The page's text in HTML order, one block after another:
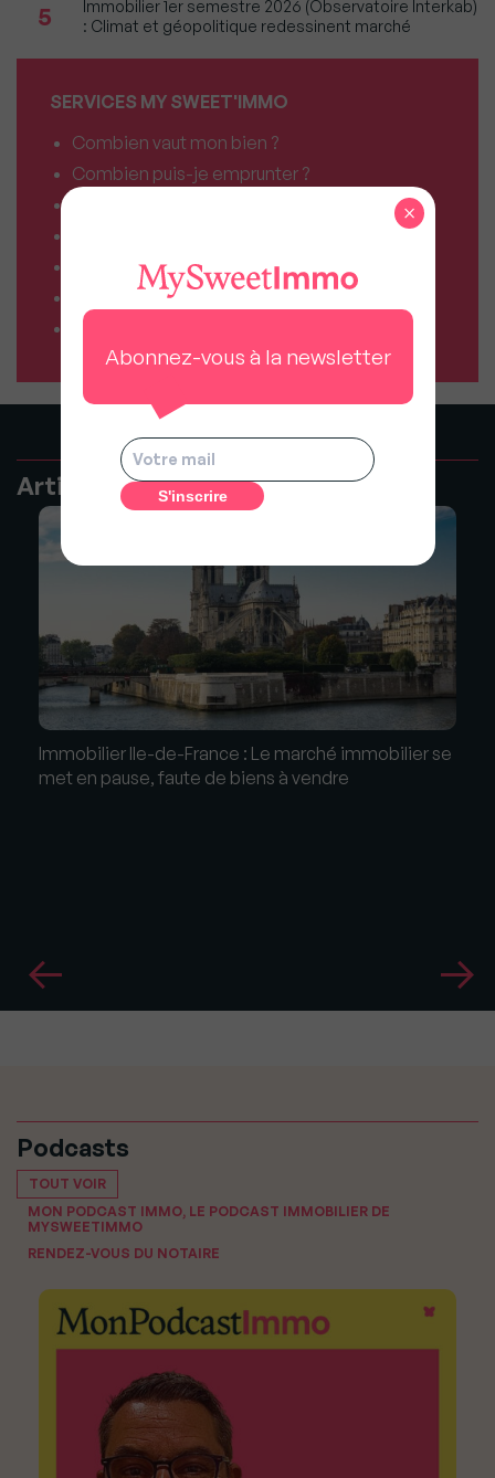
5
Immobilier 1er semestre 2026 (Observatoire Interkab)
: Climat et géopolitique redessinent marché
SERVICES MY SWEET'IMMO
Combien vaut mon bien ?
Combien puis-je emprunter ?
Comparateur d’offres déménagement
Résiliez vos abonnements facilement
Articles recommandés
Immobilier Ile-de-France : Le marché immobilier se
met en pause, faute de biens à vendre
Podcasts
TOUT VOIR
MON PODCAST IMMO, LE PODCAST IMMOBILIER DE
MYSWEETIMMO
RENDEZ-VOUS DU NOTAIRE
Abonnez-vous à la newsletter
×